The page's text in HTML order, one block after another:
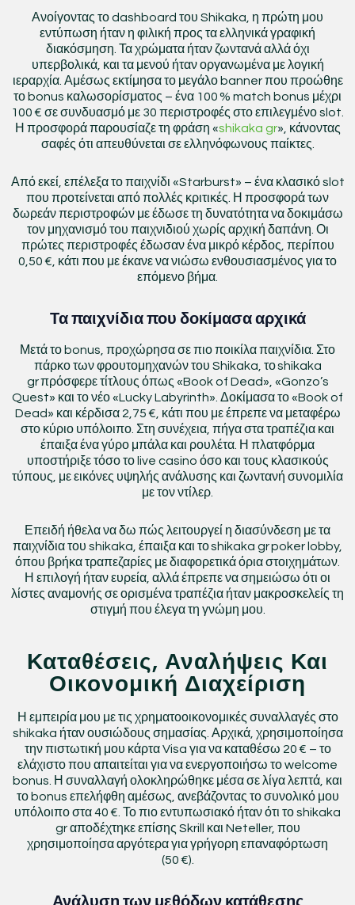
Ανοίγοντας το dashboard του Shikaka, η πρώτη μου
εντύπωση ήταν η φιλική προς τα ελληνικά γραφική
διακόσμηση. Τα χρώματα ήταν ζωντανά αλλά όχι
υπερβολικά, και τα μενού ήταν οργανωμένα με λογική
ιεραρχία. Αμέσως εκτίμησα το μεγάλο banner που προώθηε
το bonus καλωσορίσματος – ένα 100 % match bonus μέχρι
100 € σε συνδυασμό με 30 περιστροφές στο επιλεγμένο slot.
Η προσφορά παρουσίαζε τη φράση «shikaka gr», κάνοντας
σαφές ότι απευθύνεται σε ελληνόφωνους παίκτες.
Από εκεί, επέλεξα το παιχνίδι «Starburst» – ένα κλασικό slot
που προτείνεται από πολλές κριτικές. Η προσφορά των
δωρεάν περιστροφών με έδωσε τη δυνατότητα να δοκιμάσω
τον μηχανισμό του παιχνιδιού χωρίς αρχική δαπάνη. Οι
πρώτες περιστροφές έδωσαν ένα μικρό κέρδος, περίπου
0,50 €, κάτι που με έκανε να νιώσω ενθουσιασμένος για το
επόμενο βήμα.
Τα παιχνίδια που δοκίμασα αρχικά
Μετά το bonus, προχώρησα σε πιο ποικίλα παιχνίδια. Στο
πάρκο των φρουτομηχανών του Shikaka, το shikaka
gr πρόσφερε τίτλους όπως «Book of Dead», «Gonzo’s
Quest» και το νέο «Lucky Labyrinth». Δοκίμασα το «Book of
Dead» και κέρδισα 2,75 €, κάτι που με έπρεπε να μεταφέρω
στο κύριο υπόλοιπο. Στη συνέχεια, πήγα στα τραπέζια και
έπαιξα ένα γύρο μπάλα και ρουλέτα. Η πλατφόρμα
υποστήριξε τόσο το live casino όσο και τους κλασικούς
τύπους, με εικόνες υψηλής ανάλυσης και ζωντανή συνομιλία
με τον ντίλερ.
Επειδή ήθελα να δω πώς λειτουργεί η διασύνδεση με τα
παιχνίδια του shikaka, έπαιξα και το shikaka gr poker lobby,
όπου βρήκα τραπεζαρίες με διαφορετικά όρια στοιχημάτων.
Η επιλογή ήταν ευρεία, αλλά έπρεπε να σημειώσω ότι οι
λίστες αναμονής σε ορισμένα τραπέζια ήταν μακροσκελείς τη
στιγμή που έλεγα τη γνώμη μου.
Καταθέσεις, Αναλήψεις Και
Οικονομική Διαχείριση
Η εμπειρία μου με τις χρηματοοικονομικές συναλλαγές στο
shikaka ήταν ουσιώδους σημασίας. Αρχικά, χρησιμοποίησα
την πιστωτική μου κάρτα Visa για να καταθέσω 20 € – το
ελάχιστο που απαιτείται για να ενεργοποιήσω το welcome
bonus. Η συναλλαγή ολοκληρώθηκε μέσα σε λίγα λεπτά, και
το bonus επελήφθη αμέσως, ανεβάζοντας το συνολικό μου
υπόλοιπο στα 40 €. Το πιο εντυπωσιακό ήταν ότι το shikaka
gr αποδέχτηκε επίσης Skrill και Neteller, που
χρησιμοποίησα αργότερα για γρήγορη επαναφόρτωση
(50 €).